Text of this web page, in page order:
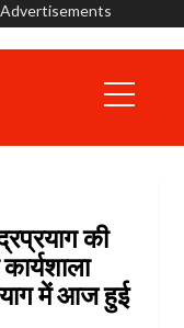
Advertisements
Menu
की
में आज हुई